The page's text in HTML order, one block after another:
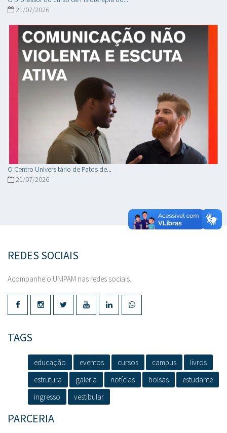
21/07/2026
O Centro Universitário de Patos de...
21/07/2026
REDES SOCIAIS
Acompanhe o UNIPAM nas redes sociais.
TAGS
educação eventos cursos campus
livros
estrutura
galeria notícias bolsas
estudante
ingresso
vestibular
PARCERIA